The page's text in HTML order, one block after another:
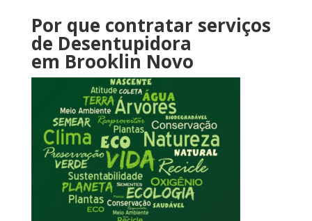
Por que contratar serviços
de Desentupidora
em Brooklin Novo